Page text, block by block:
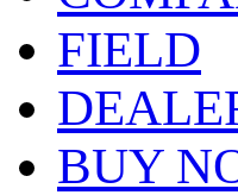
FIELD
BUY